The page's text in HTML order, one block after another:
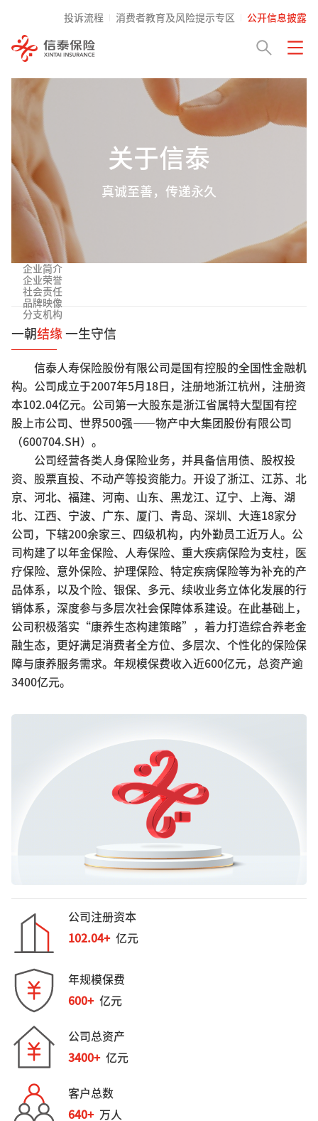
投诉流程 消费者教育及风险提示专区 公开信息披露
关于信泰
真诚至善，传递永久
企业简介
企业荣誉
社会责任
品牌映像
分支机构
一朝结缘 一生守信
信泰人寿保险股份有限公司是国有控股的全国性金融机
构。公司成立于2007年5月18日，注册地浙江杭州，注册资
本102.04亿元。公司第一大股东是浙江省属特大型国有控
股上市公司、世界500强——物产中大集团股份有限公司
（600704.SH）。
公司经营各类人身保险业务，并具备信用债、股权投
资、股票直投、不动产等投资能力。开设了浙江、江苏、北
京、河北、福建、河南、山东、黑龙江、辽宁、上海、湖
北、江西、宁波、广东、厦门、青岛、深圳、大连18家分
公司，下辖200余家三、四级机构，内外勤员工近万人。公
司构建了以年金保险、人寿保险、重大疾病保险为支柱，医
疗保险、意外保险、护理保险、特定疾病保险等为补充的产
品体系，以及个险、银保、多元、续收业务立体化发展的行
销体系，深度参与多层次社会保障体系建设。在此基础上，
公司积极落实“康养生态构建策略”，着力打造综合养老金
融生态，更好满足消费者全方位、多层次、个性化的保险保
障与康养服务需求。年规模保费收入近600亿元，总资产逾
3400亿元。
公司注册资本
102.04+ 亿元
年规模保费
600+ 亿元
公司总资产
3400+ 亿元
客户总数
640+ 万人